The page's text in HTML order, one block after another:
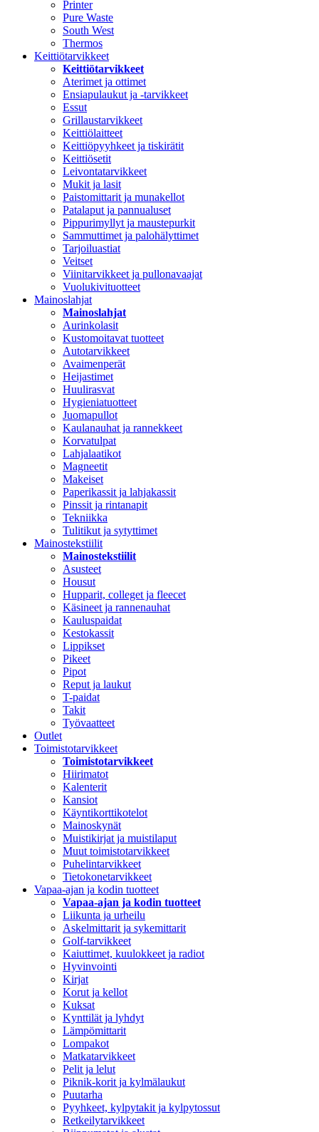
Printer
Pure Waste
South West
Thermos
Keittiötarvikkeet
Keittiötarvikkeet
Aterimet ja ottimet
Ensiapulaukut ja -tarvikkeet
Essut
Grillaustarvikkeet
Keittiölaitteet
Keittiöpyyhkeet ja tiskirätit
Keittiösetit
Leivontatarvikkeet
Mukit ja lasit
Paistomittarit ja munakellot
Patalaput ja pannualuset
Pippurimyllyt ja maustepurkit
Sammuttimet ja palohälyttimet
Tarjoiluastiat
Veitset
Viinitarvikkeet ja pullonavaajat
Vuolukivituotteet
Mainoslahjat
Mainoslahjat
Aurinkolasit
Kustomoitavat tuotteet
Autotarvikkeet
Avaimenperät
Heijastimet
Huulirasvat
Hygieniatuotteet
Juomapullot
Kaulanauhat ja rannekkeet
Korvatulpat
Lahjalaatikot
Magneetit
Makeiset
Paperikassit ja lahjakassit
Pinssit ja rintanapit
Tekniikka
Tulitikut ja sytyttimet
Mainostekstiilit
Mainostekstiilit
Asusteet
Housut
Hupparit, colleget ja fleecet
Käsineet ja rannenauhat
Kauluspaidat
Kestokassit
Lippikset
Pikeet
Pipot
Reput ja laukut
T-paidat
Takit
Työvaatteet
Outlet
Toimistotarvikkeet
Toimistotarvikkeet
Hiirimatot
Kalenterit
Kansiot
Käyntikorttikotelot
Mainoskynät
Muistikirjat ja muistilaput
Muut toimistotarvikkeet
Puhelintarvikkeet
Tietokonetarvikkeet
Vapaa-ajan ja kodin tuotteet
Vapaa-ajan ja kodin tuotteet
Liikunta ja urheilu
Askelmittarit ja sykemittarit
Golf-tarvikkeet
Kaiuttimet, kuulokkeet ja radiot
Hyvinvointi
Kirjat
Korut ja kellot
Kuksat
Kynttilät ja lyhdyt
Lämpömittarit
Lompakot
Matkatarvikkeet
Pelit ja lelut
Piknik-korit ja kylmälaukut
Puutarha
Pyyhkeet, kylpytakit ja kylpytossut
Retkeilytarvikkeet